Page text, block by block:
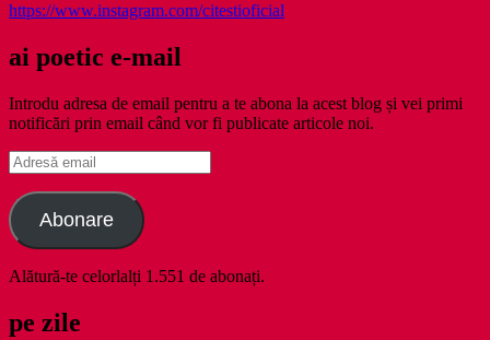
https://www.instagram.com/citestioficial
ai poetic e-mail
Introdu adresa de email pentru a te abona la acest blog și vei primi
notificări prin email când vor fi publicate articole noi.
Adresă
email
Abonare
Alătură-te celorlalți 1.551 de abonați.
pe zile